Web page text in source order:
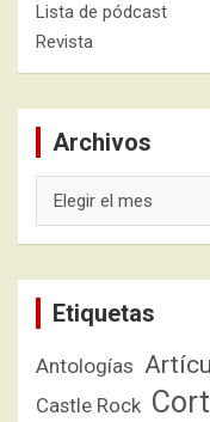
Lista de pódcast
Revista
Archivos
Etiquetas
Antologías
Castle Rock